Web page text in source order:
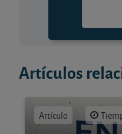
Artículos
Artículo